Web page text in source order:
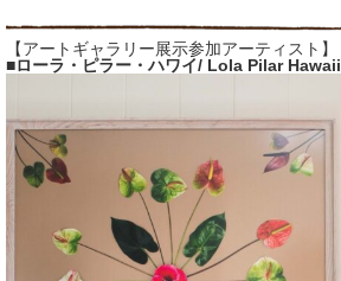
【アートギャラリー展示参加アーティスト】
■ローラ・ピラー・ハワイ/ Lola Pilar Hawaii